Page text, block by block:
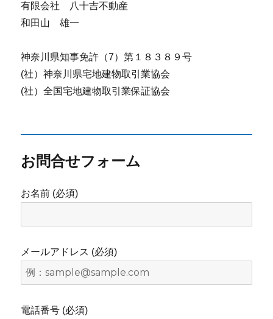
有限会社 八十吉不動産
和田山 雄一
神奈川県知事免許（7）第１８３８９号
(社）神奈川県宅地建物取引業協会
(社）全国宅地建物取引業保証協会
お問合せフォーム
お名前 (必須)
メールアドレス (必須)
電話番号 (必須)